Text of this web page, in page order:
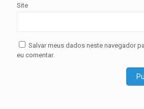
Site
Salvar meus dados neste navegador
eu comentar.